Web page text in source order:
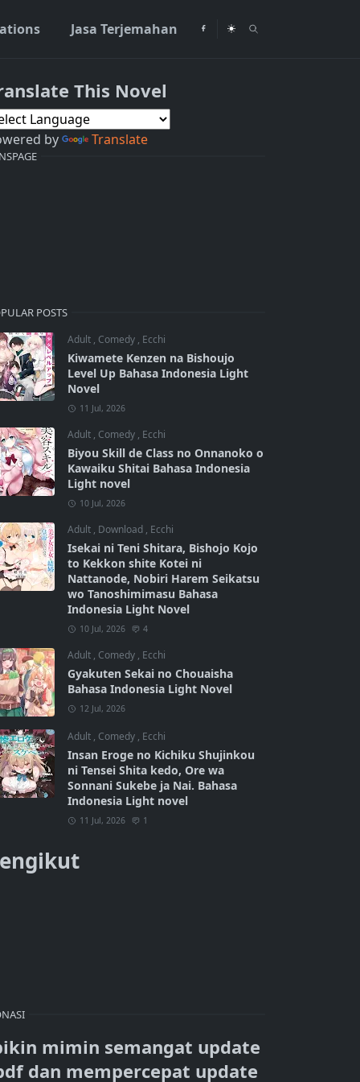
Jasa Terjemahan
This Novel
by Translate
POSTS
Adult , Comedy , Ecchi
Kiwamete Kenzen na Bishoujo
Level Up Bahasa Indonesia Light
Novel
11 Jul, 2026
Adult , Comedy , Ecchi
Biyou Skill de Class no Onnanoko o
Kawaiku Shitai Bahasa Indonesia
Light novel
10 Jul, 2026
Adult , Download , Ecchi
Isekai ni Teni Shitara, Bishojo Kojo
to Kekkon shite Kotei ni
Nattanode, Nobiri Harem Seikatsu
wo Tanoshimimasu Bahasa
Indonesia Light Novel
10 Jul, 2026 4
Adult , Comedy , Ecchi
Gyakuten Sekai no Chouaisha
Bahasa Indonesia Light Novel
12 Jul, 2026
Adult , Comedy , Ecchi
Insan Eroge no Kichiku Shujinkou
ni Tensei Shita kedo, Ore wa
Sonnani Sukebe ja Nai. Bahasa
Indonesia Light novel
11 Jul, 2026 1
mimin semangat update
dan mempercepat update